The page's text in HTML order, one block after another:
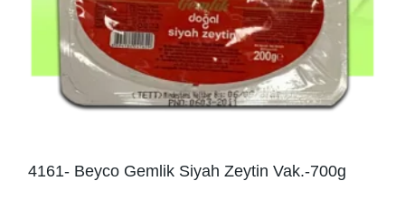
4161- Beyco Gemlik Siyah Zeytin Vak.-700g